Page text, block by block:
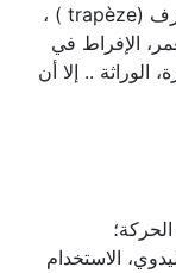
بين العظم المشط الأول والعظم شبه المنحرف (trapèze ) ،
الإفراط في
الوراثة .. إلا أن
الاستخدام